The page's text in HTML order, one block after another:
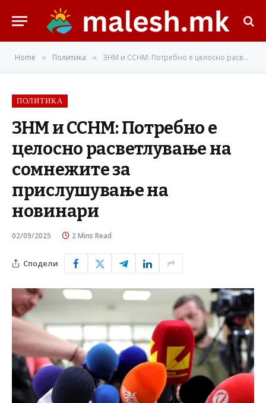
Home » Политика » ЗНМ и ССНМ: Потребно е целосно расветлување на сомнежите за прислушување на новинари
ПОЛИТИКА
ЗНМ и ССНМ: Потребно е
целосно расветлување на
сомнежите за
прислушување на
новинари
02/09/2025 2 Mins Read
Сподели